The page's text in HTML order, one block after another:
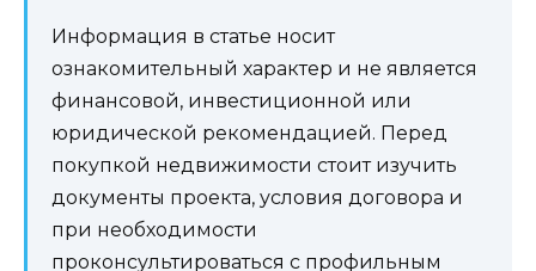
Информация в статье носит
ознакомительный характер и не является
финансовой, инвестиционной или
юридической рекомендацией. Перед
покупкой недвижимости стоит изучить
документы проекта, условия договора и
при необходимости
проконсультироваться с профильным